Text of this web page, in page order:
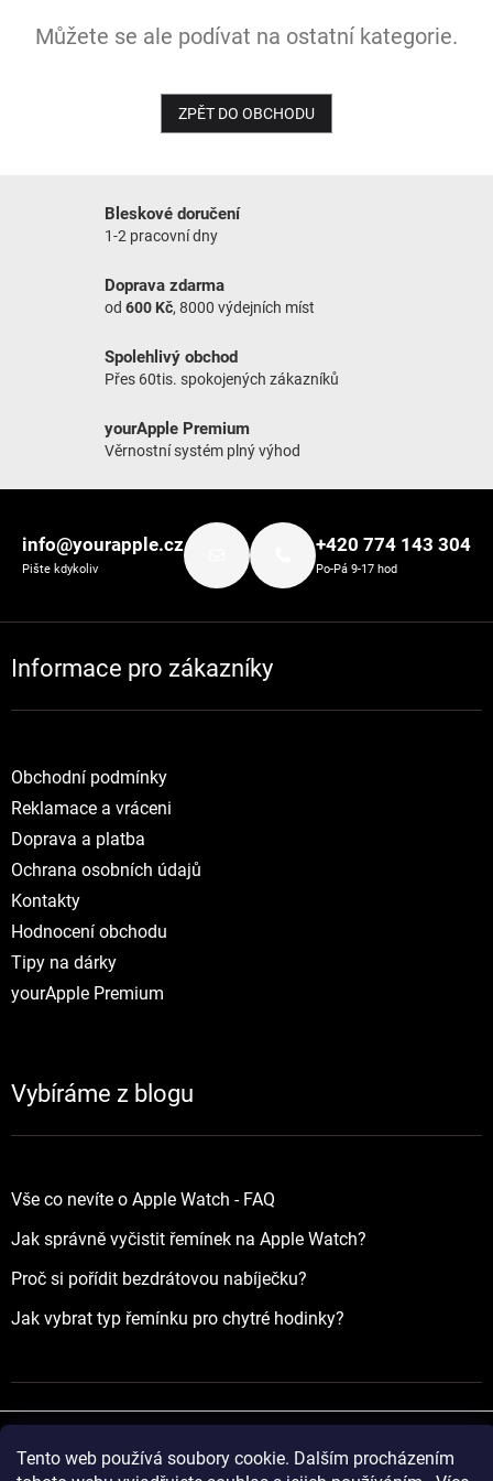
Tento web používá soubory cookie. Dalším procházením
NOVINKY
Můžete se ale podívat na ostatní kategorie.
ZPĚT DO OBCHODU
Bleskové doručení
1-2 pracovní dny
Doprava zdarma
od 600 Kč, 8000 výdejních míst
Spolehlivý obchod
Přes 60tis. spokojených zákazníků
yourApple Premium
Věrnostní systém plný výhod
info@yourapple.cz
Pište kdykoliv
+420 774 143 304
Po-Pá 9-17 hod
Informace pro zákazníky
Obchodní podmínky
Reklamace a vráceni
Doprava a platba
Ochrana osobních údajů
Kontakty
Hodnocení obchodu
Tipy na dárky
yourApple Premium
Vybíráme z blogu
Vše co nevíte o Apple Watch - FAQ
Jak správně vyčistit řemínek na Apple Watch?
Proč si pořídit bezdrátovou nabíječku?
Jak vybrat typ řemínku pro chytré hodinky?
Vytvořil Shoptet